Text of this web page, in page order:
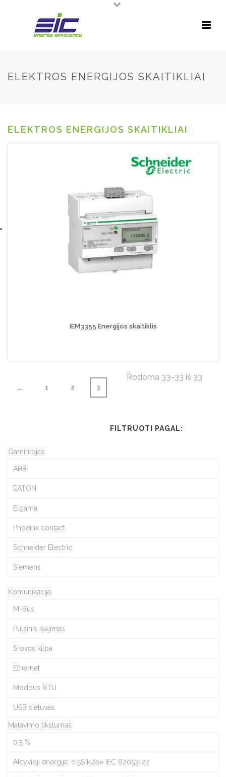
ELEKTROS ENERGIJOS SKAITIKLIAI
ELEKTROS ENERGIJOS SKAITIKLIAI
iEM3355 Energijos skaitiklis
← 1 2 3
Rodoma 33–33 iš 33
FILTRUOTI PAGAL:
Gamintojas
ABB
EATON
Elgama
Phoenix contact
Schneider Electric
Siemens
Komunikacija
M-Bus
Pulsinis išėjimas
Srovės kilpa
Ethernet
Modbus RTU
USB sietuvas
Matavimo tikslumas
0.5 %
Aktyvioji energija: 0.5S klasė IEC 62053-22